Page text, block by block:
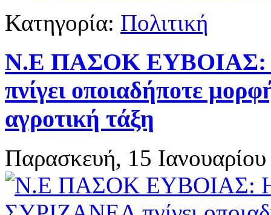
Κατηγορία: Πολιτική
Ν.Ε ΠΑΣΟΚ ΕΥΒΟΙΑΣ:
πνίγει οποιαδήποτε
αγροτική τάξη
Παρασκευή, 15